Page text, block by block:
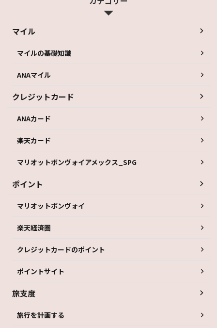
マイル
マイルの基礎知識
ANAマイル
クレジットカード
ANAカード
楽天カード
マリオットボンヴォイアメックス_SPG
ポイント
マリオットボンヴォイ
楽天経済圏
クレジットカードのポイント
ポイントサイト
旅支度
旅行を計画する